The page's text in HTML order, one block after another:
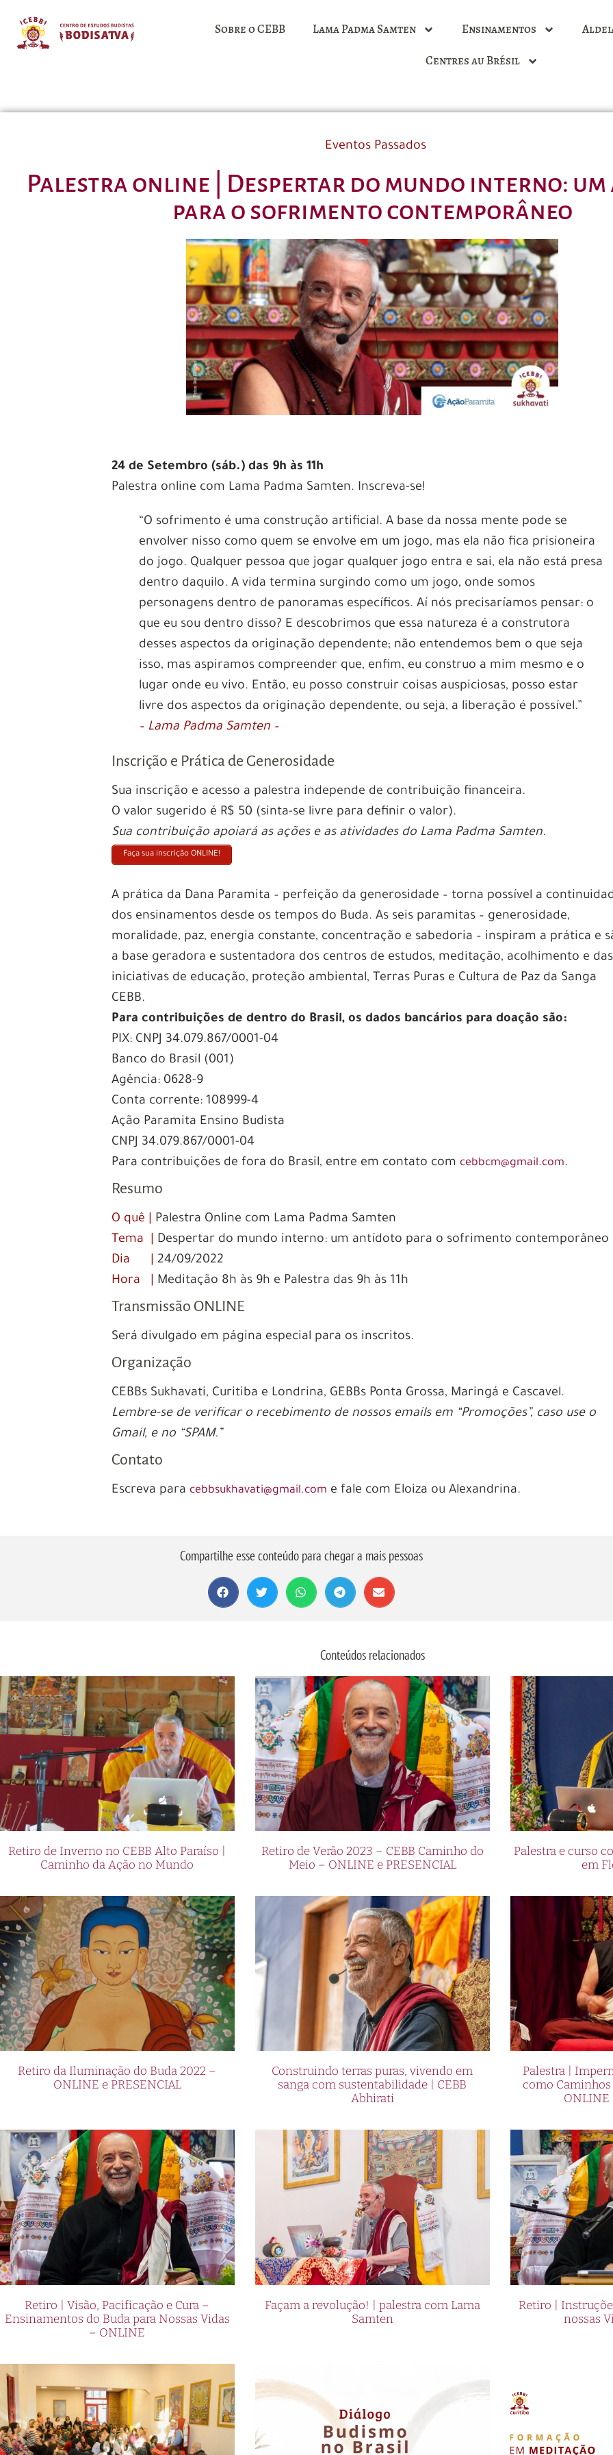
Sobre o CEBB Lama Padma Samten Ensinamentos
Centres au Brésil
Eventos Passados
Palestra online | Despertar do mundo interno:
para o sofrimento contemporâneo
24 de Setembro (sáb.) das 9h às 11h
Palestra online com Lama Padma Samten. Inscreva-se!
“O sofrimento é uma construção artificial. A base da nossa mente pode se
envolver nisso como quem se envolve em um jogo, mas ela não fica prisioneira
do jogo. Qualquer pessoa que jogar qualquer jogo entra e sai, ela não está presa
dentro daquilo. A vida termina surgindo como um jogo, onde somos
personagens dentro de panoramas específicos. Aí nós precisaríamos pensar: o
que eu sou dentro disso? E descobrimos que essa natureza é a construtora
desses aspectos da originação dependente; não entendemos bem o que seja
isso, mas aspiramos compreender que, enfim, eu construo a mim mesmo e o
lugar onde eu vivo. Então, eu posso construir coisas auspiciosas, posso estar
livre dos aspectos da originação dependente, ou seja, a liberação é possível.”
– Lama Padma Samten –
Inscrição e Prática de Generosidade
Sua inscrição e acesso a palestra independe de contribuição financeira.
O valor sugerido é R$ 50 (sinta-se livre para definir o valor).
Sua contribuição apoiará as ações e as atividades do Lama Padma Samten.
Faça sua inscrição ONLINE!
A prática da Dana Paramita – perfeição da generosidade – torna possível a
dos ensinamentos desde os tempos do Buda. As seis paramitas – generosidade,
moralidade, paz, energia constante, concentração e sabedoria – inspiram a prática e
a base geradora e sustentadora dos centros de estudos, meditação, acolhimento e das
iniciativas de educação, proteção ambiental, Terras Puras e Cultura de Paz da Sanga
CEBB.
Para contribuições de dentro do Brasil, os dados bancários para doação são:
PIX: CNPJ 34.079.867/0001-04
Banco do Brasil (001)
Agência: 0628-9
Conta corrente: 108999-4
Ação Paramita Ensino Budista
CNPJ 34.079.867/0001-04
Para contribuições de fora do Brasil, entre em contato comcebbcm@gmail.com.
Resumo
O quê |
Palestra Online com Lama Padma Samten
Tema |
Despertar do mundo interno: um antídoto para o sofrimento contemporâneo
Dia |
24/09/2022
Hora |
Meditação 8h às 9h e Palestra das 9h às 11h
Transmissão ONLINE
Será divulgado em página especial para os inscritos.
Organização
CEBBs Sukhavati, Curitiba e Londrina, GEBBs Ponta Grossa, Maringá e Cascavel.
Lembre-se de verificar o recebimento de nossos emails em “Promoções”, caso use o
Gmail, e no “SPAM.”
Contato
Escreva paracebbsukhavati@gmail.com e fale com Eloiza ou Alexandrina.
Compartilhe esse conteúdo para chegar a mais pessoas
Conteúdos relacionados
Retiro de Inverno no CEBB Alto Paraíso |
Caminho da Ação no Mundo
Retiro de Verão 2023 – CEBB Caminho do
Meio – ONLINE e PRESENCIAL
Palestra e curso
em
Retiro da Iluminação do Buda 2022 –
ONLINE e PRESENCIAL
Construindo terras puras, vivendo em
sanga com sustentabilidade | CEBB
Abhirati
Palestra |
como
ONLINE
Retiro | Visão, Pacificação e Cura –
Ensinamentos do Buda para Nossas Vidas
– ONLINE
Façam a revolução! | palestra com Lama
Samten
Retiro |
nossas